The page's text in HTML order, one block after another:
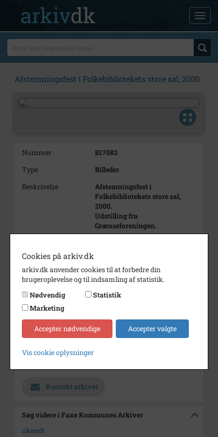
Afstemningsfest i Folkebibliotekets store sal, 2000
Nummer
B17082
Type
Billeder
Beskrivelse
Afstemningsfest i
Folkebibliotekets store sal,
2000.
Udstilling fra
Grænseforeningen.
Årstal
Dateringsnote
13.02.2000
Fotograf
Ukendt
Se på kort
Type
Sogn (1000-2050)
Enhed
Kontakt arkivet
Søg videre i Faxe Kommunes Arkiver
ukendt
Cookies på arkiv.dk
arkiv.dk anvender cookies til at forbedre din
brugeroplevelse og til indsamling af statistik.
Nødvendig
Statistik
Marketing
Accepter nødvendige Accepter valgte
Vis cookie oplysninger